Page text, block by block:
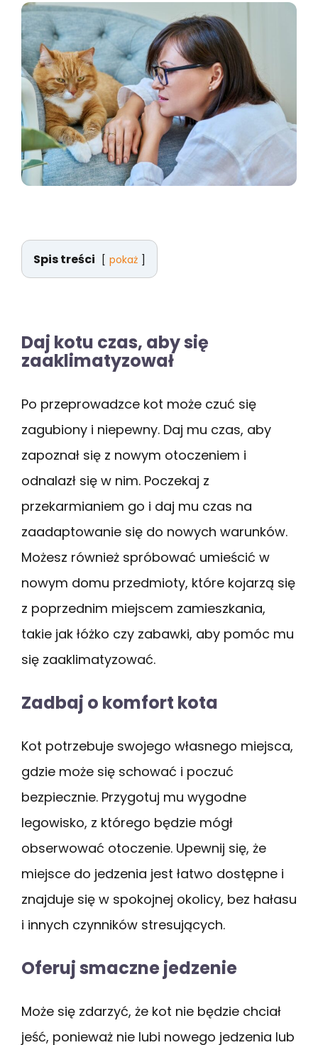
Spis treści pokaż
Daj kotu czas, aby się
zaaklimatyzował
Po przeprowadzce kot może czuć się
zagubiony i niepewny. Daj mu czas, aby
zapoznał się z nowym otoczeniem i
odnalazł się w nim. Poczekaj z
przekarmianiem go i daj mu czas na
zaadaptowanie się do nowych warunków.
Możesz również spróbować umieścić w
nowym domu przedmioty, które kojarzą się
z poprzednim miejscem zamieszkania,
takie jak łóżko czy zabawki, aby pomóc mu
się zaaklimatyzować.
Zadbaj o komfort kota
Kot potrzebuje swojego własnego miejsca,
gdzie może się schować i poczuć
bezpiecznie. Przygotuj mu wygodne
legowisko, z którego będzie mógł
obserwować otoczenie. Upewnij się, że
miejsce do jedzenia jest łatwo dostępne i
znajduje się w spokojnej okolicy, bez hałasu
i innych czynników stresujących.
Oferuj smaczne jedzenie
Może się zdarzyć, że kot nie będzie chciał
jeść, ponieważ nie lubi nowego jedzenia lub